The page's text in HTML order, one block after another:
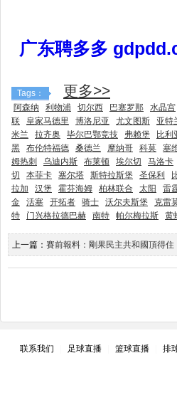
广东聘多多
Tags： 更多>>
阿森纳 利物浦 切尔西 巴塞罗那 水晶宫
联
皇家马德里 博洛尼亚 尤文图斯 亚特
米兰
拉齐奥 毕尔巴鄂竞技 弗赖堡 比利
黑
布伦特福德 桑德兰 摩纳哥 科莫 塞
姆热刺
乌迪内斯 布莱顿 埃尔切 马洛卡
切
本菲卡 塞尔塔 斯特拉斯堡 圣保利
拉加
汉堡 霍芬海姆 柏林联合 太阳 雷
金
活塞 开拓者 骑士 沃尔夫斯堡 克雷
特
门兴格拉德巴赫 南特 帕尔梅拉斯 黄
上一篇： 賽前報料：剛果民主共和國頂得住
联系我们 足球直播 篮球直播 排